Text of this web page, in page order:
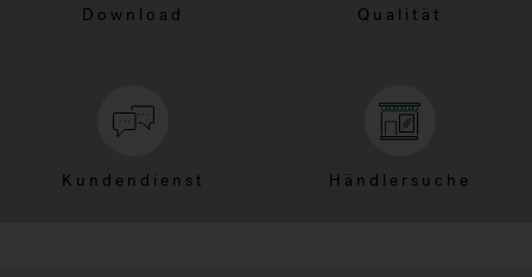
Download Qualität
Kundendienst Händlersuche